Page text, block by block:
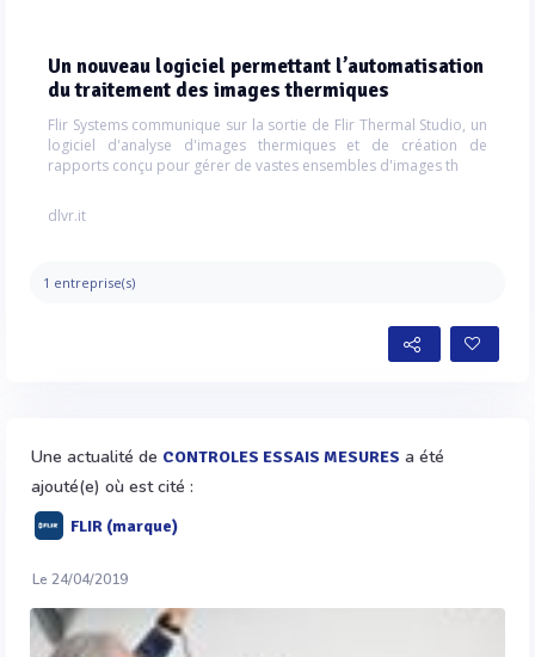
Un nouveau logiciel permettant l’automatisation
du traitement des images thermiques
Flir Systems communique sur la sortie de Flir Thermal Studio, un
logiciel d'analyse d'images thermiques et de création de
rapports conçu pour gérer de vastes ensembles d'images th
dlvr.it
1 entreprise(s)
Une actualité de CONTROLES ESSAIS MESURES a été
ajouté(e) où est cité :
FLIR (marque)
Le 24/04/2019